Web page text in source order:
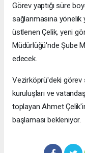
Görev yaptığı süre
sağlanmasına
üstlenen Çelik, yeni
Müdürlüğü'nde Şube
edecek.
Vezirköprü'deki görev
kuruluşları ve
toplayan Ahmet
başlaması bekleniyor.